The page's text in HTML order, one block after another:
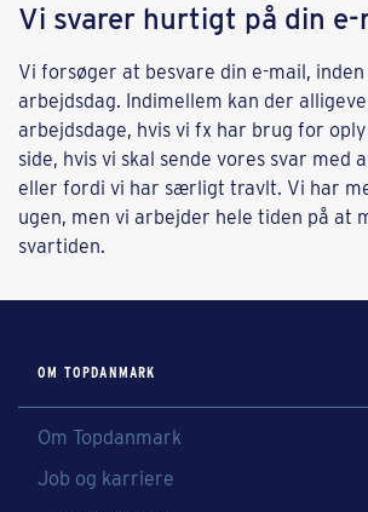
Vi svarer hurtigt på din e-
Vi forsøger at besvare din e-mail, inden
arbejdsdag. Indimellem kan der
arbejdsdage, hvis vi fx har brug for
side, hvis vi skal sende vores svar med
eller fordi vi har særligt travlt. Vi har
ugen, men vi arbejder hele tiden på at
svartiden.
OM TOPDANMARK
Om Topdanmark
Job og karriere